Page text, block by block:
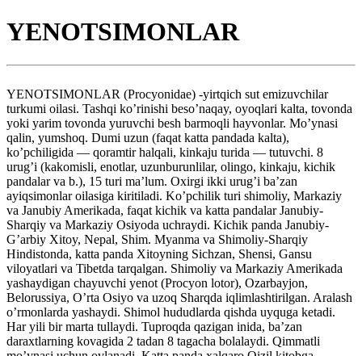
YENOTSIMONLAR
YENOTSIMONLAR (Procyonidae) -yirtqich sut emizuvchilar
turkumi oilasi. Tashqi ko’rinishi beso’naqay, oyoqlari kalta, tovonda
yoki yarim tovonda yuruvchi besh barmoqli hayvonlar. Mo’ynasi
qalin, yumshoq. Dumi uzun (faqat katta pandada kalta),
ko’pchiligida — qoramtir halqali, kinkaju turida — tutuvchi. 8
urug’i (kakomisli, enotlar, uzunburunlilar, olingo, kinkaju, kichik
pandalar va b.), 15 turi ma’lum. Oxirgi ikki urug’i ba’zan
ayiqsimonlar oilasiga kiritiladi. Ko’pchilik turi shimoliy, Markaziy
va Janubiy Amerikada, faqat kichik va katta pandalar Janubiy-
Sharqiy va Markaziy Osiyoda uchraydi. Kichik panda Janubiy-
G’arbiy Xitoy, Nepal, Shim. Myanma va Shimoliy-Sharqiy
Hindistonda, katta panda Xitoyning Sichzan, Shensi, Gansu
viloyatlari va Tibetda tarqalgan. Shimoliy va Markaziy Amerikada
yashaydigan chayuvchi yenot (Procyon lotor), Ozarbayjon,
Belorussiya, O’rta Osiyo va uzoq Sharqda iqlimlashtirilgan. Aralash
o’rmonlarda yashaydi. Shimol hududlarda qishda uyquga ketadi.
Har yili bir marta tullaydi. Tuproqda qazigan inida, ba’zan
daraxtlarning kovagida 2 tadan 8 tagacha bolalaydi. Qimmatli